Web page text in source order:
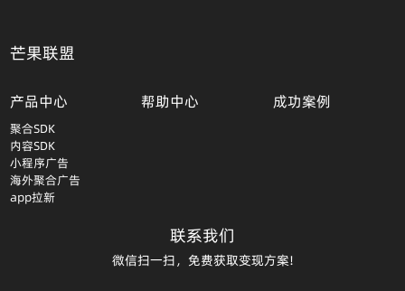
芒果联盟
产品中心
聚合SDK
内容SDK
小程序广告
海外聚合广告
app拉新
帮助中心 成功案例
联系我们
微信扫一扫，免费获取变现方案!